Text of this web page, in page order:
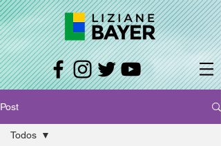
Post
Todos